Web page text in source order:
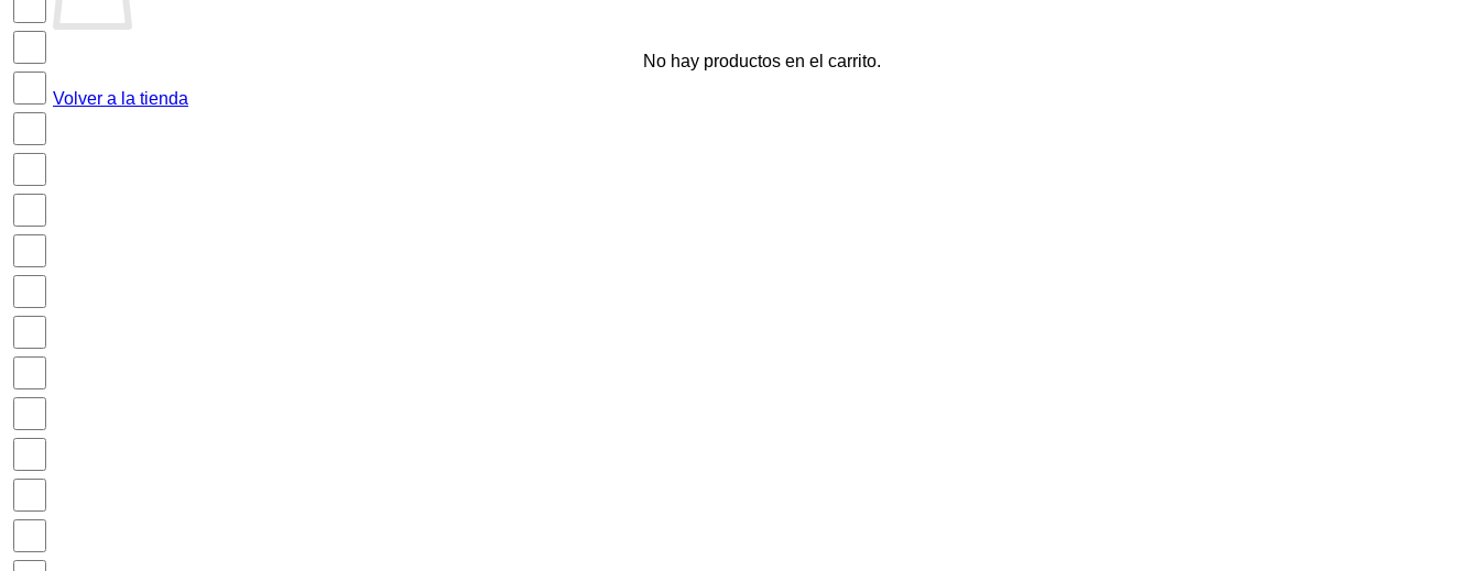
No hay productos en el carrito.
Volver a la tienda